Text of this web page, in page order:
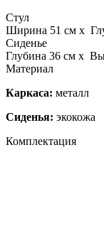
Стул
Ширина 51 см x
Сиденье
Глубина 36 см x
Материал
Каркаса: металл
Сиденья: экокожа
Комплектация